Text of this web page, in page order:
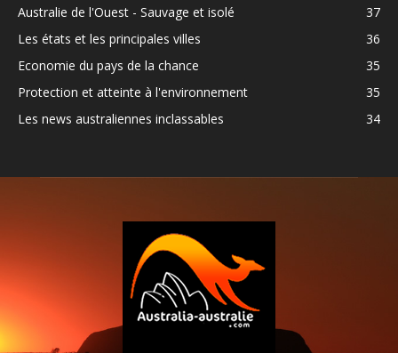
Australie de l'Ouest - Sauvage et isolé
37
Les états et les principales villes
36
Economie du pays de la chance
35
Protection et atteinte à l'environnement
35
Les news australiennes inclassables
34